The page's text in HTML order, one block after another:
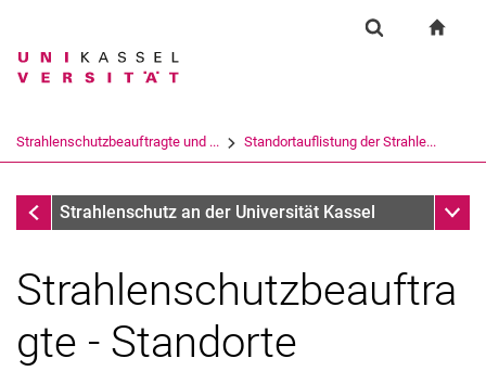
Springe direkt zu: Inhalt
Springe direkt zu: Suche
Springe direkt zu:
Suchbegriff
Suchen (öffnet externen Link in einem
Strahlenschutzbeauftragte und ... Standortauflistung der Strahle...
Strahlenschutzbeauftragte und Organisation des
Strahlenschutz an der Universität Kassel
Strahlenschutzbeauftragte und Organisation des Strahlenschutzes
Standortauflistung der Strahlenschutzbeauftragten
Strahlenschutzbeauftra
gte - Standorte